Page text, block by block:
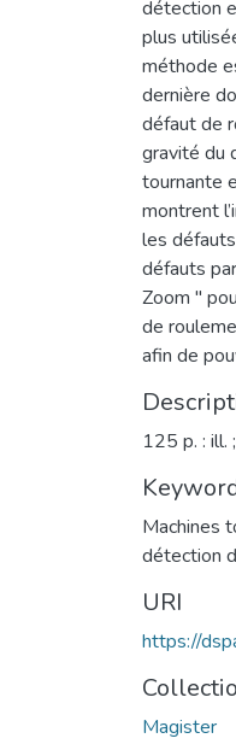
détection
plus
méthode
dernière
défaut de
gravité du
tournante
montrent
les
défauts
Zoom "
de
afin de
125 p. : ill.
Machines
détection
URI
https://
Magister